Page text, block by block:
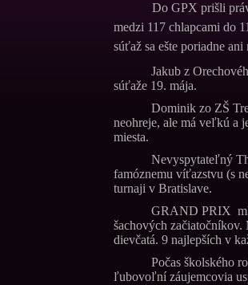
Do GPX prišli práve
medzi 117 chlapcami do
súťaž sa ešte poriadne
Jakub z
súťaže 19. mája.
Dominik zo ZŠ
neohreje, ale má veľkú a
miesta.
Nevyspytateľný
famóznemu víťazstvu (s
turnaji v Bratislave.
GRAND PRIX
šachových
dievčatá. 9 najlepších v
Počas školského
ľubovoľní záujemcovia